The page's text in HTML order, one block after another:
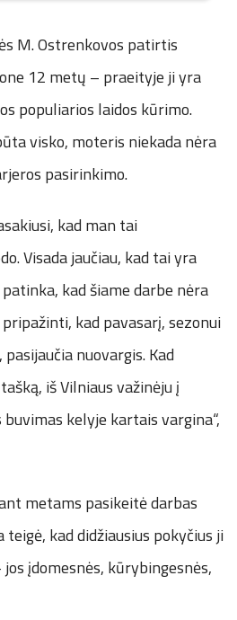
M. Ostrenkovos patirtis
12 metų – praeityje ji yra
populiarios laidos kūrimo.
visko, moteris niekada nėra
pasirinkimo.
kad man tai
Visada jaučiau, kad tai yra
kad šiame darbe nėra
kad pavasarį, sezonui
nuovargis. Kad
iš Vilniaus važinėju į
kelyje kartais vargina“,
metams pasikeitė darbas
teigė, kad didžiausius pokyčius ji
įdomesnės, kūrybingesnės,